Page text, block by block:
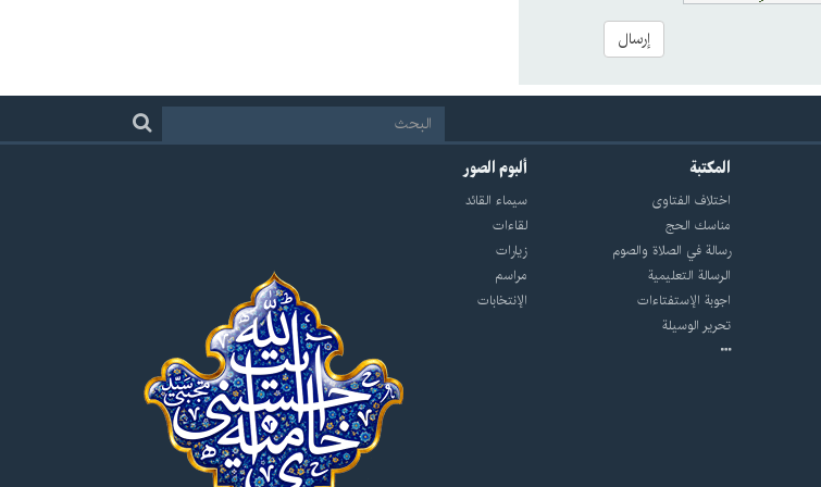
إرسال
المكتبة
اختلاف الفتاوى
مناسك الحج
رسالة في الصلاة والصوم
الرسالة التعليمية
اجوبة الإستفتاءات
تحرير الوسيلة
ألبوم الصور
سيماء القائد
لقاءات
زيارات
مراسم
الإنتخابات